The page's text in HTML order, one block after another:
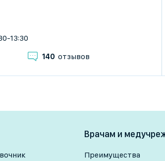
13:30
140 отзывов
Врачам и
Преимущества